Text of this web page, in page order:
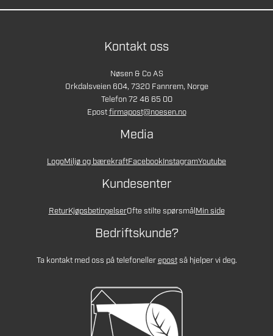
Kontakt oss
Nøsen & Co AS
Orkdalsveien 604, 7320 Fannrem, Norge
Telefon 72 46 65 00
Epostfirmapost@noesen.no
Media
LogoMiljø og bærekraftFacebookInstagramYoutube
Kundesenter
ReturKjøpsbetingelserOfte stilte spørsmålMin side
Bedriftskunde?
Ta kontakt med oss på telefonellerepostså hjelper vi deg.